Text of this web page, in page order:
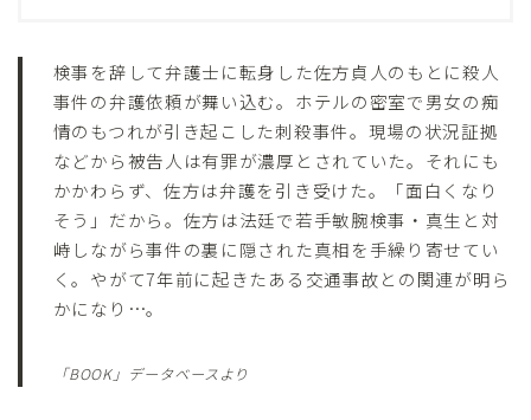
検事を辞して弁護士に転身した佐方貞人のもとに殺人
事件の弁護依頼が舞い込む。ホテルの密室で男女の痴
情のもつれが引き起こした刺殺事件。現場の状況証拠
などから被告人は有罪が濃厚とされていた。それにも
かかわらず、佐方は弁護を引き受けた。「面白くなり
そう」だから。佐方は法廷で若手敏腕検事・真生と対
峙しながら事件の裏に隠された真相を手繰り寄せてい
く。やがて7年前に起きたある交通事故との関連が明ら
かになり…。
「BOOK」データベースより